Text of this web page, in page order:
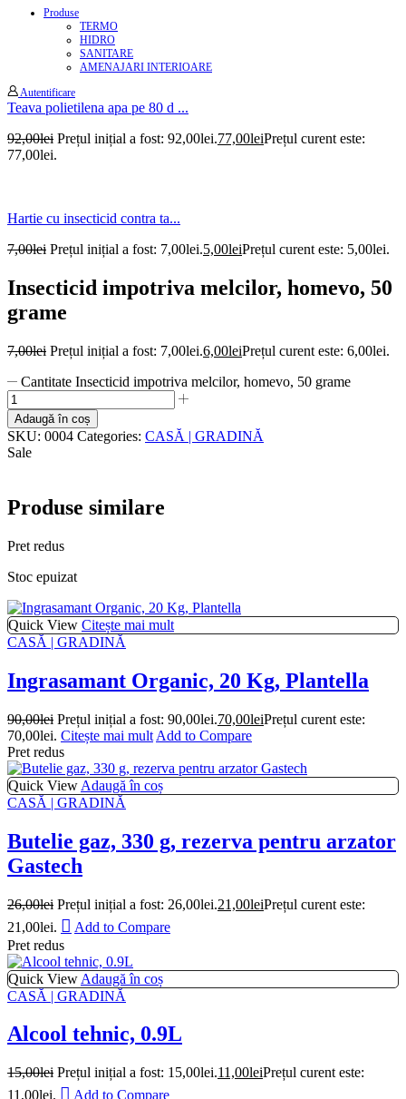
Produse
TERMO
HIDRO
SANITARE
AMENAJARI INTERIOARE
Autentificare
Teava polietilena apa pe 80 d ...
92,00lei Prețul inițial a fost: 92,00lei.77,00leiPrețul curent este:
77,00lei.
Hartie cu insecticid contra ta...
7,00lei Prețul inițial a fost: 7,00lei.5,00leiPrețul curent este: 5,00lei.
Insecticid impotriva melcilor, homevo, 50
grame
7,00lei Prețul inițial a fost: 7,00lei.6,00leiPrețul curent este: 6,00lei.
Cantitate Insecticid impotriva melcilor, homevo, 50 grame
Adaugă în coș
SKU: 0004 Categories: CASĂ | GRADINĂ
Sale
Produse similare
Pret redus
Stoc epuizat
Quick View Citește mai mult
CASĂ | GRADINĂ
Ingrasamant Organic, 20 Kg, Plantella
90,00lei Prețul inițial a fost: 90,00lei.70,00leiPrețul curent este:
70,00lei. Citește mai mult Add to Compare
Pret redus
Quick View Adaugă în coș
CASĂ | GRADINĂ
Butelie gaz, 330 g, rezerva pentru arzator
Gastech
26,00lei Prețul inițial a fost: 26,00lei.21,00leiPrețul curent este:
21,00lei.
Add to Compare
Pret redus
Quick View Adaugă în coș
CASĂ | GRADINĂ
Alcool tehnic, 0.9L
15,00lei Prețul inițial a fost: 15,00lei.11,00leiPrețul curent este:
11,00lei.
Add to Compare